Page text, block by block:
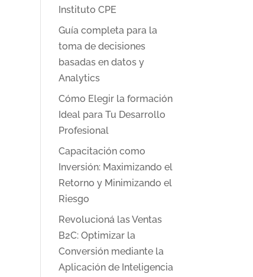
Instituto CPE
Guía completa para la
toma de decisiones
basadas en datos y
Analytics
Cómo Elegir la formación
Ideal para Tu Desarrollo
Profesional
Capacitación como
Inversión: Maximizando el
Retorno y Minimizando el
Riesgo
Revolucioná las Ventas
B2C: Optimizar la
Conversión mediante la
Aplicación de Inteligencia